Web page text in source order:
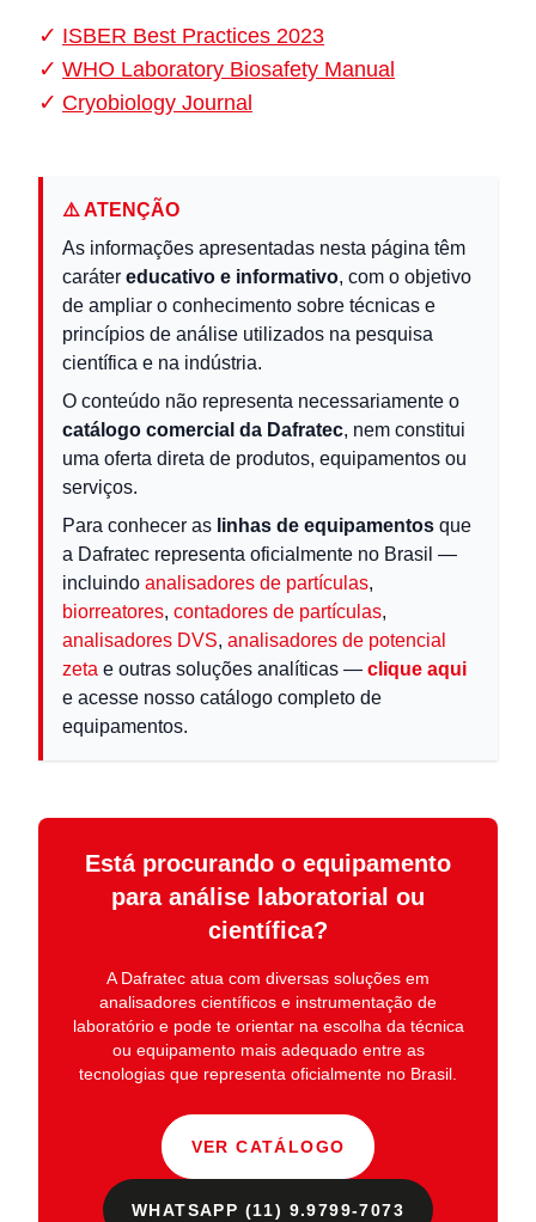
ISBER Best Practices 2023
WHO Laboratory Biosafety Manual
Cryobiology Journal
⚠️ ATENÇÃO
As informações apresentadas nesta página têm
caráter educativo e informativo, com o objetivo
de ampliar o conhecimento sobre técnicas e
princípios de análise utilizados na pesquisa
científica e na indústria.
O conteúdo não representa necessariamente o
catálogo comercial da Dafratec, nem constitui
uma oferta direta de produtos, equipamentos ou
serviços.
Para conhecer as linhas de equipamentos que
a Dafratec representa oficialmente no Brasil —
incluindo analisadores de partículas,
biorreatores, contadores de partículas,
analisadores DVS, analisadores de potencial
zeta e outras soluções analíticas — clique aqui
e acesse nosso catálogo completo de
equipamentos.
Está procurando o equipamento
para análise laboratorial ou
científica?
ADafratec atua com diversas soluções em
analisadores científicos e instrumentação de
laboratórioe pode te orientar na escolha da técnica
ou equipamento mais adequado entre as
tecnologias que representa oficialmente no Brasil.
VER CATÁLOGO
WHATSAPP (11) 9.9799-7073